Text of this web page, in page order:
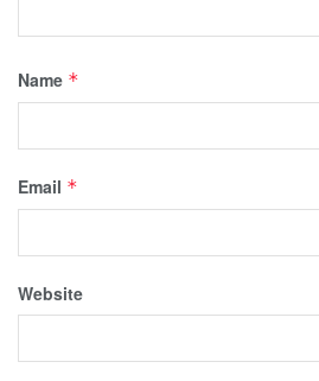
Name *
Email *
Website